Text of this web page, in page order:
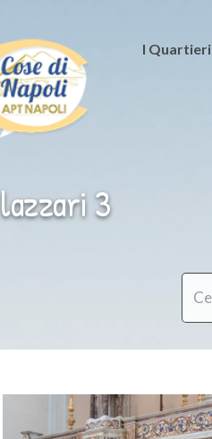
I Quartieri
lazzari 3